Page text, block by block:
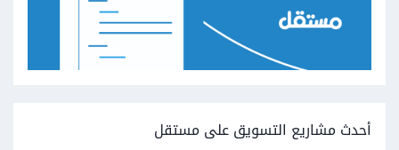
أحدث مشاريع التسويق على مستقل